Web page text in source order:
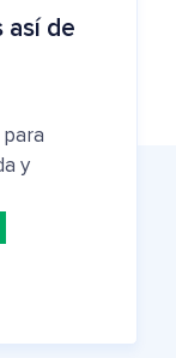
así de
y